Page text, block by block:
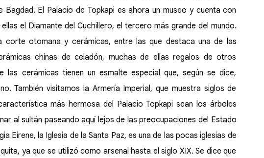
El Palacio de Topkapi es ahora un museo y cuenta con
el Diamante del Cuchillero, el tercero más grande del mundo.
corte otomana y cerámicas, entre las que destaca una de las
chinas de celadón, muchas de ellas regalos de otros
las cerámicas tienen un esmalte especial que, según se dice,
También visitamos la Armería Imperial, que muestra siglos de
más hermosa del Palacio Topkapi sean los árboles
al sultán paseando aquí lejos de las preocupaciones del Estado
Eirene, la Iglesia de la Santa Paz, es una de las pocas iglesias de
ya que se utilizó como arsenal hasta el siglo XIX. Se dice que